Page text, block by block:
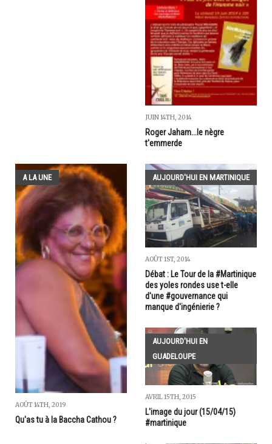
JUIN 14TH, 2014
Roger Jaham...le nègre
t'emmerde
A LA UNE
AOÛT 14TH, 2019
Qu'as tu à la Baccha Cathou ?
AUJOURD'HUI EN MARTINIQUE
AOÛT 1ST, 2014
Débat : Le Tour de la #Martinique
des yoles rondes use t-elle
d'une #gouvernance qui
manque d'ingénierie ?
AUJOURD'HUI EN
GUADELOUPE
AVRIL 15TH, 2015
L'image du jour (15/04/15)
#martinique